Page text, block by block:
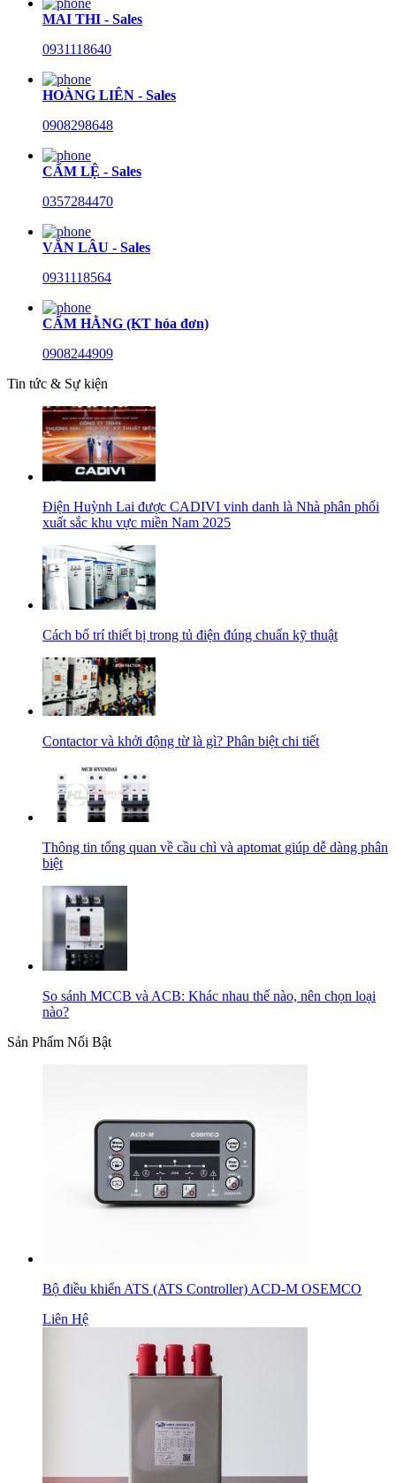
MAI THI - Sales
0931118640
HOÀNG LIÊN - Sales
0908298648
CẨM LỆ - Sales
0357284470
VĂN LÂU - Sales
0931118564
CẨM HẰNG (KT hóa đơn)
0908244909
Tin tức & Sự kiện
Điện Huỳnh Lai được CADIVI vinh danh là Nhà phân phối
xuất sắc khu vực miền Nam 2025
Cách bố trí thiết bị trong tủ điện đúng chuẩn kỹ thuật
Contactor và khởi động từ là gì? Phân biệt chi tiết
Thông tin tổng quan về cầu chì và aptomat giúp dễ dàng phân
biệt
So sánh MCCB và ACB: Khác nhau thế nào, nên chọn loại
nào?
Sản Phẩm Nổi Bật
Bộ điều khiển ATS (ATS Controller) ACD-M OSEMCO
Liên Hệ